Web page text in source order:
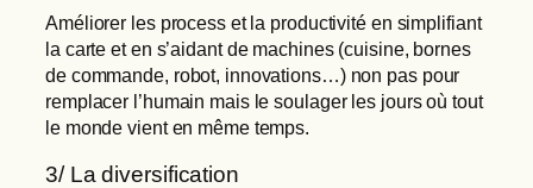
Améliorer les process et la productivité en simplifiant
la carte et en s’aidant de machines (cuisine, bornes
de commande, robot, innovations…) non pas pour
remplacer l’humain mais le soulager les jours où tout
le monde vient en même temps.
3/ La diversification